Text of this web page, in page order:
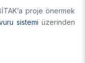
proje önermek
sistemi üzerinden